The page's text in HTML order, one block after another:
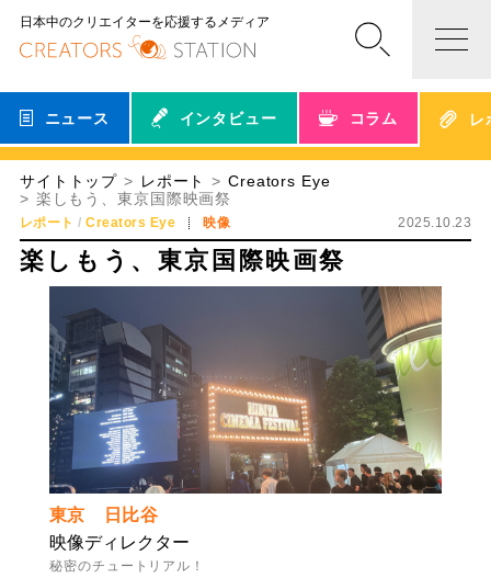
日本中のクリエイターを応援するメディア
ニュース インタビュー コラム レ
サイトトップ レポート
Creators Eye
楽しもう、東京国際映画祭
レポート Creators Eye 映像 2025.10.23
楽しもう、東京国際映画祭
東京 日比谷
映像ディレクター
秘密のチュートリアル！